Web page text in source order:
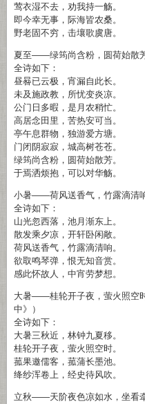
莺衣湿不去，劝我持一觞。
即今幸无事，际海皆农桑。
野老固不穷，击壤歌虞唐。
夏至——绿筠尚含粉，圆荷始散
全诗如下：
昼晷已云极，宵漏自此长。
未及施政教，所忧变炎凉。
公门日多暇，是月农稍忙。
高居念田里，苦热安可当。
亭午息群物，独游爱方塘。
门闭阴寂寂，城高树苍苍。
绿筠尚含粉，圆荷始散芳。
于焉洒烦抱，可以对华觞。
小暑——荷风送香气，竹露滴清
全诗如下：
山光忽西落，池月渐东上。
散发乘夕凉，开轩卧闲敞。
荷风送香气，竹露滴清响。
欲取鸣琴弹，恨无知音赏。
感此怀故人，中宵劳梦想。
大暑——桂轮开子夜，萤火照空
中》）
全诗如下：
大暑三秋近，林钟九夏移。
桂轮开子夜，萤火照空时。
菰果邀儒客，菰蒲长墨池。
绛纱浑卷上，经史待风吹。
立秋——天阶夜色凉如水，坐看